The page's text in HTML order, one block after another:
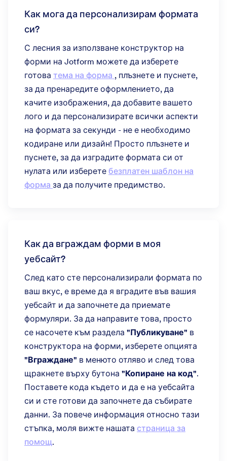
Как мога да персонализирам формата
си?
С лесния за използване конструктор на
форми на Jotform можете да изберете
готова тема на форма , плъзнете и пуснете,
за да пренаредите оформлението, да
качите изображения, да добавите вашето
лого и да персонализирате всички аспекти
на формата за секунди - не е необходимо
кодиране или дизайн! Просто плъзнете и
пуснете, за да изградите формата си от
нулата или изберете безплатен шаблон на
форма за да получите предимство.
Как да вграждам форми в моя
уебсайт?
След като сте персонализирали формата по
ваш вкус, е време да я вградите във вашия
уебсайт и да започнете да приемате
формуляри. За да направите това, просто
се насочете към раздела "Публикуване" в
конструктора на форми, изберете опцията
"Вграждане" в менюто отляво и след това
щракнете върху бутона "Копиране на код".
Поставете кода където и да е на уебсайта
си и сте готови да започнете да събирате
данни. За повече информация относно тази
стъпка, моля вижте нашата страница за
помощ.